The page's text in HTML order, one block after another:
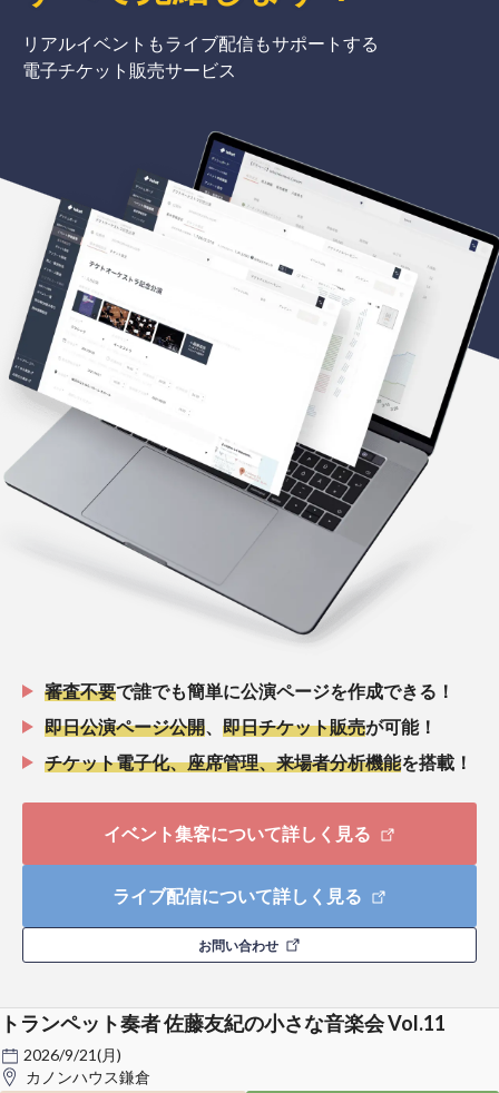
リアルイベントもライブ配信もサポートする
電子チケット販売サービス
審査不要で誰でも簡単に公演ページを作成できる！
即日公演ページ公開
即日チケット販売が可能！
チケット電子化、座席管理、来場者分析機能を搭載！
イベント集客について詳しく見る
ライブ配信について詳しく見る
お問い合わせ
トランペット奏者 佐藤友紀の小さな音楽会 Vol.11
2026/9/21(月)
カノンハウス鎌倉